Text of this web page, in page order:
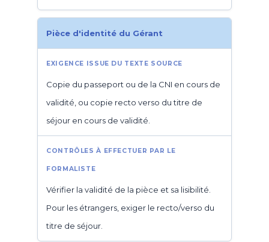
Pièce d'identité du Gérant
Copie du passeport ou de la CNI en cours de
validité, ou copie recto verso du titre de
séjour en cours de validité.
Vérifier la validité de la pièce et sa lisibilité.
Pour les étrangers, exiger le recto/verso du
titre de séjour.